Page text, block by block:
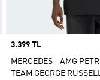
Price
3.399 TL
MERCEDES - AMG
TEAM GEORGE